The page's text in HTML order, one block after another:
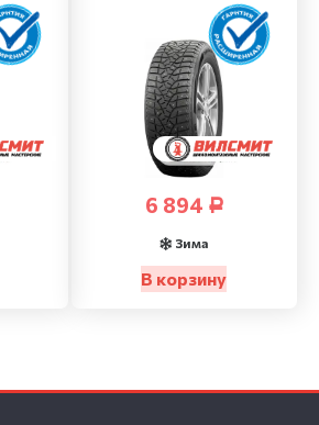
6 894 Р
Зима
В корзину